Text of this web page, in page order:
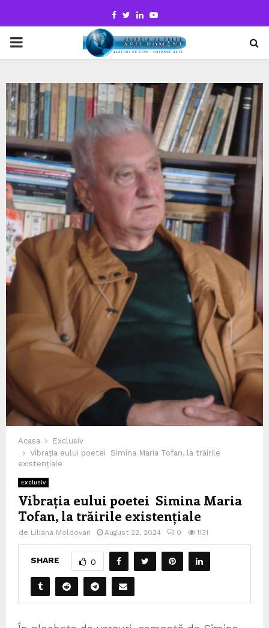
Facebook
TwitterLinkedinYoutube
PRIMARY
Acasa
Exclusiv
Vibrația eului poetei Simina Maria Tofan, la trăirile
existențiale
Exclusiv
Vibrația eului poetei Simina Maria
Tofan, la trăirile existențiale
de Liliana Moldovan August 22, 2024 0 1131
SHARE 0